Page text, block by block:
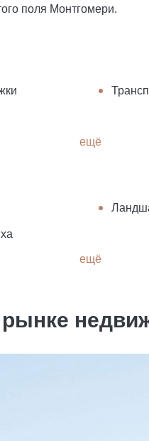
поля Монтгомери.
ещё
ещё